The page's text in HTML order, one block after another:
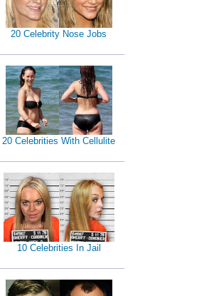
20 Celebrity Nose Jobs
20 Celebrities With Cellulite
10 Celebrities In Jail